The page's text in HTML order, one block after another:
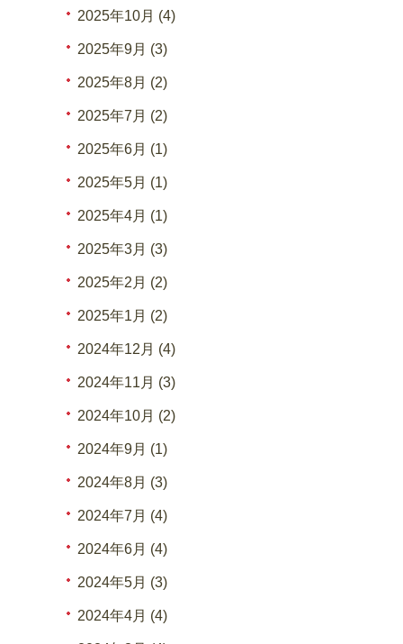
2025年10月 (4)
2025年9月 (3)
2025年8月 (2)
2025年7月 (2)
2025年6月 (1)
2025年5月 (1)
2025年4月 (1)
2025年3月 (3)
2025年2月 (2)
2025年1月 (2)
2024年12月 (4)
2024年11月 (3)
2024年10月 (2)
2024年9月 (1)
2024年8月 (3)
2024年7月 (4)
2024年6月 (4)
2024年5月 (3)
2024年4月 (4)